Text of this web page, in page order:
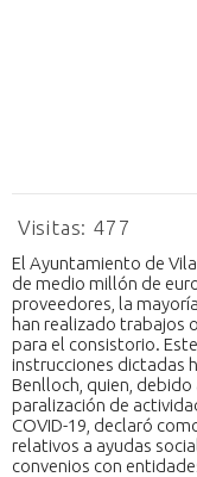
Visitas: 477
El Ayuntamiento de
de medio millón de
proveedores, la
han realizado trabajos
para el consistorio.
instrucciones dictadas
Benlloch, quien,
paralización de
COVID-19, declaró
relativos a ayudas
convenios con